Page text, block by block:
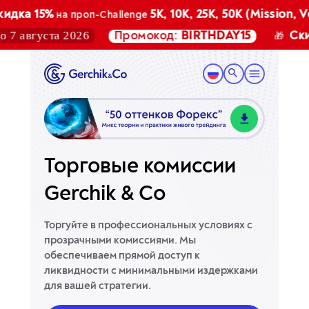
15%на проп-Challenge5K, 10K, 25K, 50K (Mission,
2026 Промокод:BIRTHDAY15 🎁
Торговые комиссии
Gerchik & Co
Торгуйте в профессиональных условиях с
прозрачными комиссиями. Мы
обеспечиваем прямой доступ к
ликвидности с минимальными издержками
для вашей стратегии.